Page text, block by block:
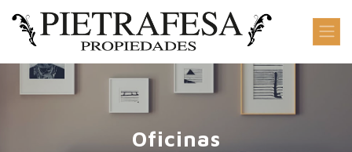
Oficinas